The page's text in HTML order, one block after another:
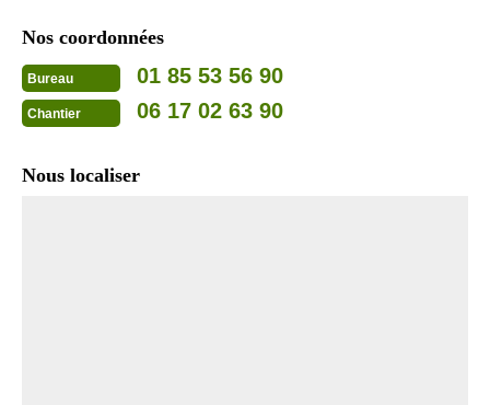
Nos coordonnées
Bureau 01 85 53 56 90
Chantier 06 17 02 63 90
Nous localiser